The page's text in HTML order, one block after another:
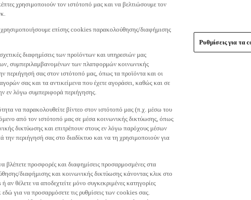
χρησιμοποιούν τον ιστότοπό μας και να βελτιώσουμε τον
επίσης cookies παρακολούθησης/διαφήμισης
διαφημίσεις των προϊόντων και υπηρεσιών μας
συμπεριλαμβανομένων των πλατφορμών κοινωνικής
σας στον ιστότοπό μας, όπως τα προϊόντα και οι
σας και τα αντικείμενα που έχετε αγοράσει, καθώς και σε
εν λόγω συμπεριφορά περιήγησης.
να παρακολουθείτε βίντεο στον ιστότοπό μας (π.χ. μέσω του
από τον ιστότοπό μας σε μέσα κοινωνικής δικτύωσης, όπως
δικτύωσης και επιτρέπουν στους εν λόγω παρόχους μέσων
περιήγησή σας στο διαδίκτυο και να τη χρησιμοποιούν για
βλέπετε προσφορές και διαφημίσεις προσαρμοσμένες στα
διαφήμισης και κοινωνικής δικτύωσης κάνοντας κλικ στο
αν θέλετε να αποδεχτείτε μόνο συγκεκριμένες κατηγορίες
για να προσαρμόσετε τις ρυθμίσεις των cookies σας.
Ρυθμίσεις για τα